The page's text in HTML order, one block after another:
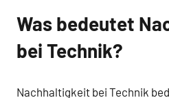
Was bedeutet
bei Technik?
Nachhaltigkeit bei Technik